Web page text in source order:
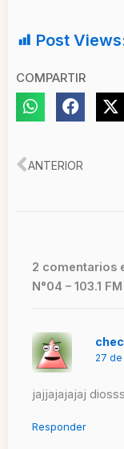
Post
COMPARTIR
Ant
ANTERIOR
2 comentarios
N°04 – 103.1
27 de
jajjajajajaj
Responder